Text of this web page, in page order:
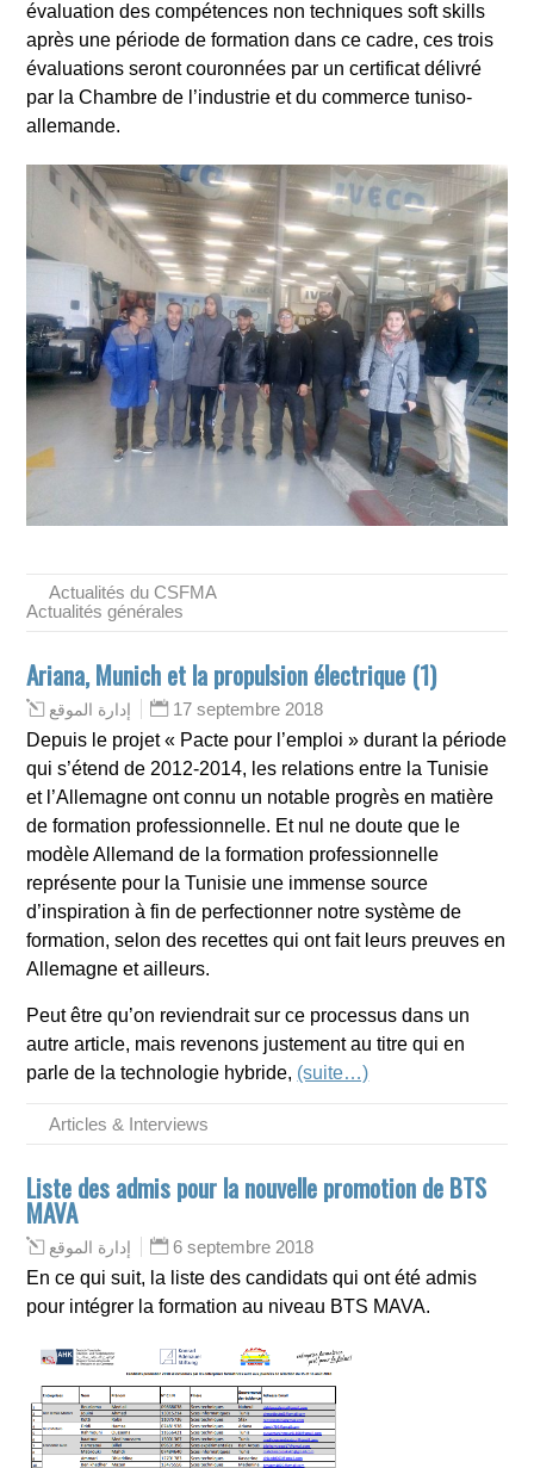
évaluation des compétences non techniques soft skills
après une période de formation dans ce cadre, ces trois
évaluations seront couronnées par un certificat délivré
par la Chambre de l’industrie et du commerce tuniso-
allemande.
Actualités du CSFMA
Actualités générales
Ariana, Munich et la propulsion électrique (1)
إدارة الموقع
17 septembre 2018
Depuis le projet « Pacte pour l’emploi » durant la période
qui s’étend de 2012-2014, les relations entre la Tunisie
et l’Allemagne ont connu un notable progrès en matière
de formation professionnelle. Et nul ne doute que le
modèle Allemand de la formation professionnelle
représente pour la Tunisie une immense source
d’inspiration à fin de perfectionner notre système de
formation, selon des recettes qui ont fait leurs preuves en
Allemagne et ailleurs.
Peut être qu’on reviendrait sur ce processus dans un
autre article, mais revenons justement au titre qui en
parle de la technologie hybride, (suite…)
Articles & Interviews
Liste des admis pour la nouvelle promotion de BTS
MAVA
إدارة الموقع
6 septembre 2018
En ce qui suit, la liste des candidats qui ont été admis
pour intégrer la formation au niveau BTS MAVA.